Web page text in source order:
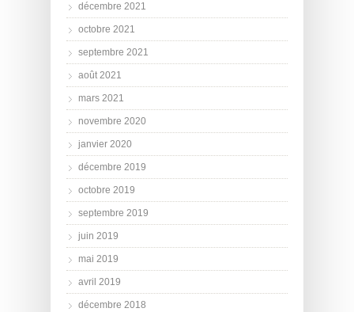
décembre 2021
octobre 2021
septembre 2021
août 2021
mars 2021
novembre 2020
janvier 2020
décembre 2019
octobre 2019
septembre 2019
juin 2019
mai 2019
avril 2019
décembre 2018